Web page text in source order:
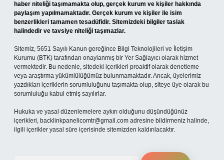
haber niteliği taşımamakta olup, gerçek kurum ve kişiler hakkında
paylaşım yapılmamaktadır. Gerçek kurum ve kişiler ile isim
benzerlikleri tamamen tesadüfidir. Sitemizdeki bilgiler taslak
halindedir ve tavsiye niteliği taşımazlar.
Sitemiz, 5651 Sayılı Kanun gereğince Bilgi Teknolojileri ve İletişim
Kurumu (BTK) tarafından onaylanmış bir Yer Sağlayıcı olarak hizmet
vermektedir. Bu nedenle, sitedeki içerikleri proaktif olarak denetleme
veya araştırma yükümlülüğümüz bulunmamaktadır. Ancak, üyelerimiz
yazdıkları içeriklerin sorumluluğunu taşımakta olup, siteye üye olarak bu
sorumluluğu kabul etmiş sayılırlar.
Hukuka ve yasal düzenlemelere aykırı olduğunu düşündüğünüz
içerikleri, backlinkpanelicomtr@gmail.com adresine bildirmeniz halinde,
ilgili içerikler yasal süre içerisinde sitemizden kaldırılacaktır.